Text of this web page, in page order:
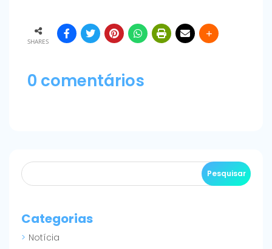
SHARES
0 comentários
Categorias
Notícia